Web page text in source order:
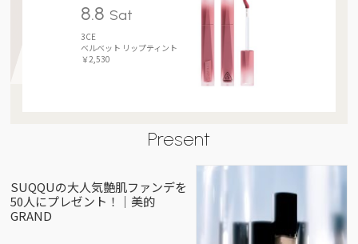
8.8 Sat
3CE
ベルベット リップティント
￥2,530
Present
SUQQUの大人気艶肌ファンデを
50人にプレゼント！｜美的
GRAND